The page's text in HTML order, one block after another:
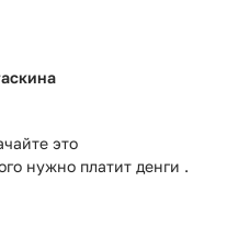
это
нужно платит денги .